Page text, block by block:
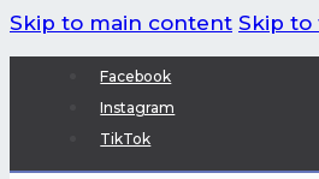
Skip to main content Skip to
Facebook
Instagram
TikTok